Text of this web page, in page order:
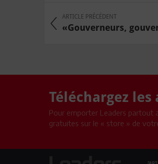
ARTICLE PRÉCÉDENT
«Gouverneurs,
Téléchargez
Pour emporter Leaders partout
gratuites sur le « store » de